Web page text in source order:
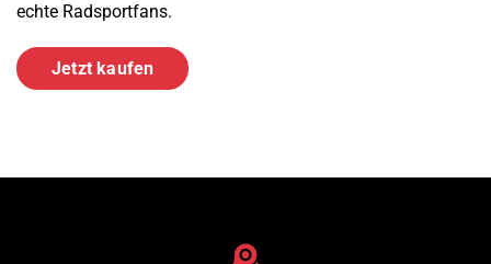
echte Radsportfans.
Jetzt kaufen